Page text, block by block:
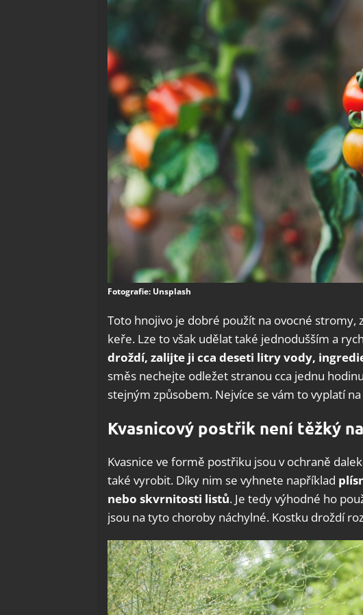
Fotografie: Unsplash
Toto hnojivo je dobré použít na ovocné stromy,
keře. Lze to však udělat také jednodušším a
droždí, zalijte ji cca deseti litry vody,
směs nechejte odležet stranou cca jednu
stejným způsobem. Nejvíce se vám to vyplatí
Kvasnicový postřik není těžký
Kvasnice ve formě postřiku jsou v ochraně
také vyrobit. Díky nim se vyhnete například
nebo skvrnitosti listů. Je tedy výhodné ho
jsou na tyto choroby náchylné. Kostku droždí